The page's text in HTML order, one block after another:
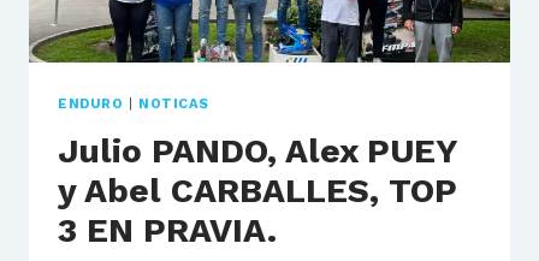
ENDURO NOTICAS
Julio PANDO, Alex PUEY
y Abel CARBALLES, TOP
3 EN PRAVIA.